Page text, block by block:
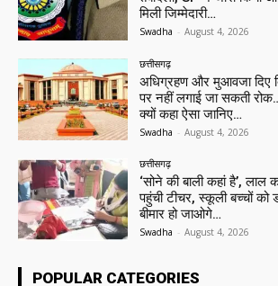
मिली जिम्मेदारी…
Swadha - August 4, 2026
छत्तीसगढ़
अधिग्रहण और मुआवजा दिए
पर नहीं लगाई जा सकती
क्यों कहा ऐसा जानिए…
Swadha - August 4, 2026
छत्तीसगढ़
‘सोने की बाली कहां है’,
पहुंची टीचर, स्कूली बच्चों को
बीमार हो जाओगे…
Swadha - August 4, 2026
POPULAR CATEGORIES